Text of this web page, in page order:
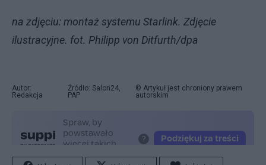
na zdjęciu: montaż systemu Starlink. Zdjęcie
ilustracyjne. fot. Philipp von Ditfurth/dpa
Autor:
Redakcja
Źródło: Salon24,
PAP
© Artykuł jest chroniony prawem
autorskim